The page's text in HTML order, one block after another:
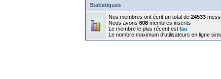
Statistiques
Nos membres ont écrit un total de 24533
Nous avons 608 membres inscrits
Le membre le plus récent est lau
Le nombre maximum d'utilisateurs en ligne